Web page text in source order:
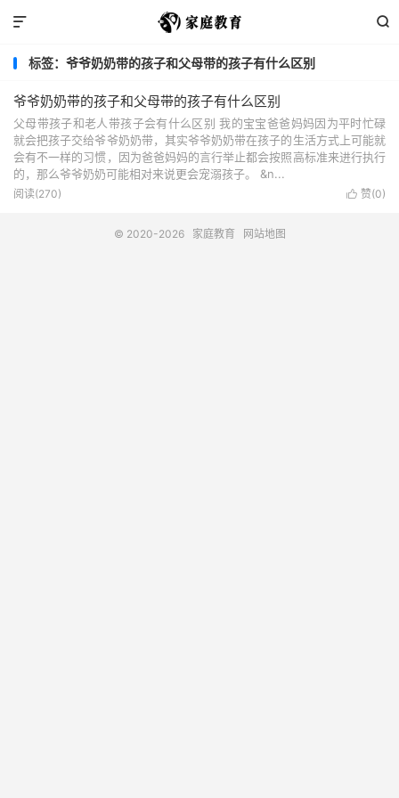


标签：爷爷奶奶带的孩子和父母带的孩子有什么区别
爷爷奶奶带的孩子和父母带的孩子有什么区别
父母带孩子和老人带孩子会有什么区别 我的宝宝爸爸妈妈因为平时忙碌
就会把孩子交给爷爷奶奶带，其实爷爷奶奶带在孩子的生活方式上可能就
会有不一样的习惯，因为爸爸妈妈的言行举止都会按照高标准来进行执行
的，那么爷爷奶奶可能相对来说更会宠溺孩子。 &n...
 赞(0)
阅读(270)
© 2020-2026 家庭教育 网站地图